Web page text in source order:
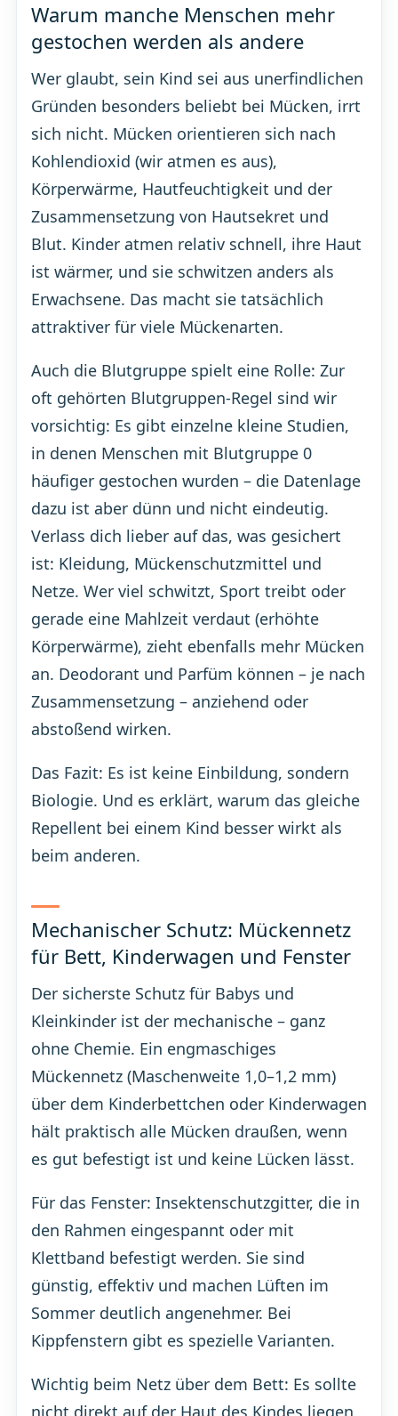
Warum manche Menschen mehr
gestochen werden als andere
Wer glaubt, sein Kind sei aus unerfindlichen
Gründen besonders beliebt bei Mücken, irrt
sich nicht. Mücken orientieren sich nach
Kohlendioxid (wir atmen es aus),
Körperwärme, Hautfeuchtigkeit und der
Zusammensetzung von Hautsekret und
Blut. Kinder atmen relativ schnell, ihre Haut
ist wärmer, und sie schwitzen anders als
Erwachsene. Das macht sie tatsächlich
attraktiver für viele Mückenarten.
Auch die Blutgruppe spielt eine Rolle: Zur
oft gehörten Blutgruppen-Regel sind wir
vorsichtig: Es gibt einzelne kleine Studien,
in denen Menschen mit Blutgruppe 0
häufiger gestochen wurden – die Datenlage
dazu ist aber dünn und nicht eindeutig.
Verlass dich lieber auf das, was gesichert
ist: Kleidung, Mückenschutzmittel und
Netze. Wer viel schwitzt, Sport treibt oder
gerade eine Mahlzeit verdaut (erhöhte
Körperwärme), zieht ebenfalls mehr Mücken
an. Deodorant und Parfüm können – je nach
Zusammensetzung – anziehend oder
abstoßend wirken.
Das Fazit: Es ist keine Einbildung, sondern
Biologie. Und es erklärt, warum das gleiche
Repellent bei einem Kind besser wirkt als
beim anderen.
Mechanischer Schutz: Mückennetz
für Bett, Kinderwagen und Fenster
Der sicherste Schutz für Babys und
Kleinkinder ist der mechanische – ganz
ohne Chemie. Ein engmaschiges
Mückennetz (Maschenweite 1,0–1,2 mm)
über dem Kinderbettchen oder Kinderwagen
hält praktisch alle Mücken draußen, wenn
es gut befestigt ist und keine Lücken lässt.
Für das Fenster: Insektenschutzgitter, die in
den Rahmen eingespannt oder mit
Klettband befestigt werden. Sie sind
günstig, effektiv und machen Lüften im
Sommer deutlich angenehmer. Bei
Kippfenstern gibt es spezielle Varianten.
Wichtig beim Netz über dem Bett: Es sollte
nicht direkt auf der Haut des Kindes liegen,